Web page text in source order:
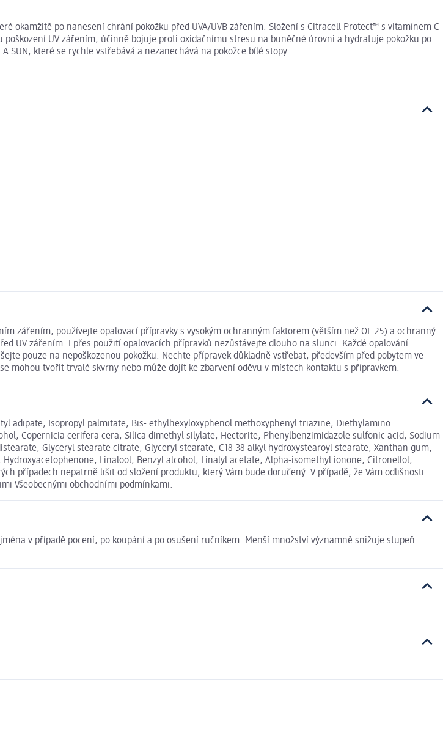
okamžitě po nanesení chrání pokožku před UVA/UVB zářením. Složení s Citracell Protect™ s vitamínem C
UV zářením, účinně bojuje proti oxidačnímu stresu na buněčné úrovni a hydratuje pokožku po
SUN, které se rychle vstřebává a nezanechává na pokožce bílé stopy.
zářením, používejte opalovací přípravky s vysokým ochranným faktorem (větším než OF 25) a ochranný
UV zářením. I přes použití opalovacích přípravků nezůstávejte dlouho na slunci. Každé opalování
pouze na nepoškozenou pokožku. Nechte přípravek důkladně vstřebat, především před pobytem ve
mohou tvořit trvalé skvrny nebo může dojít ke zbarvení oděvu v místech kontaktu s přípravkem.
adipate, Isopropyl palmitate, Bis- ethylhexyloxyphenol methoxyphenyl triazine, Diethylamino
Copernicia cerifera cera, Silica dimethyl silylate, Hectorite, Phenylbenzimidazole sulfonic acid, Sodium
Glyceryl stearate citrate, Glyceryl stearate, C18-38 alkyl hydroxystearoyl stearate, Xanthan gum,
Linalool, Benzyl alcohol, Linalyl acetate, Alpha-isomethyl ionone, Citronellol,
případech nepatrně lišit od složení produktu, který Vám bude doručený. V případě, že Vám odlišnosti
Všeobecnými obchodními podmínkami.
v případě pocení, po koupání a po osušení ručníkem. Menší množství významně snižuje stupeň